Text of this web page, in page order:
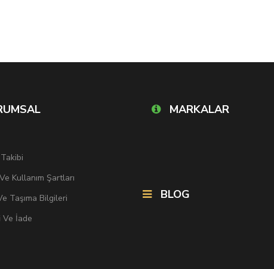
Kullanım Şartları
Taşıma Bilgileri
Ve İade
MARKALAR
BLOG